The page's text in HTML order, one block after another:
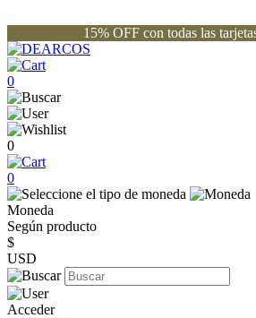
15% OFF con todas las
0
0
0
Moneda
Según producto
$
USD
Acceder